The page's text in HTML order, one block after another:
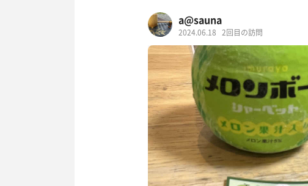
a@sauna
2024.06.18 2回目の訪問